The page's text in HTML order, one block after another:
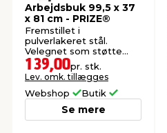
& ukrudt
Arbejdsbuk 99,5 x 37
x 81 cm - PRIZE®
Fremstillet i
pulverlakeret stål.
Velegnet som støtte
ved savning,
monteringsopgaver og
malearbejde.
139,00pr. stk.
Lev. omk. tillægges
Webshop Butik
Se mere